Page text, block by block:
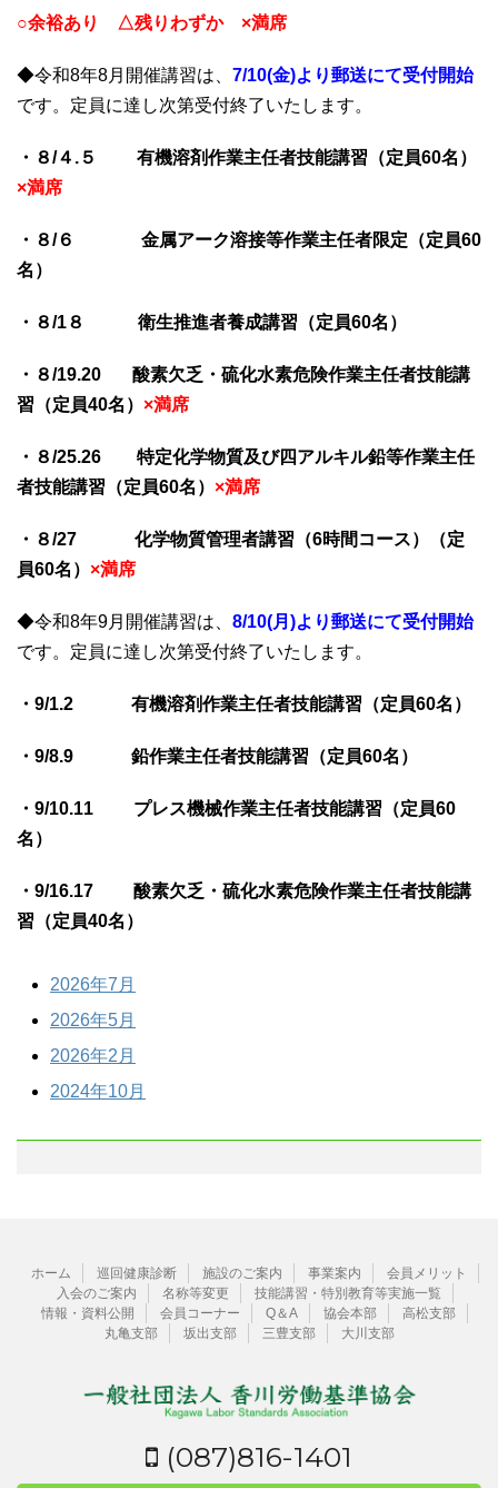
○余裕あり △残りわずか ×満席
◆令和8年8月開催講習は、 7/10(金)より郵送にて受付開始
です。定員に達し次第受付終了いたします。
・８/４.５ 有機溶剤作業主任者技能講習（定員60名）
×満席
・８/６ 金属アーク溶接等作業主任者限定（定員60
名）
・８/1８ 衛生推進者養成講習（定員60名）
・８/19.20 酸素欠乏・硫化水素危険作業主任者技能講
習（定員40名） ×満席
・８/25.26 特定化学物質及び四アルキル鉛等作業主任
者技能講習（定員60名） ×満席
・８/27 化学物質管理者講習（6時間コース）（定
員60名） ×満席
◆令和8年9月開催講習は、 8/10(月)より郵送にて受付開始
です。定員に達し次第受付終了いたします。
・9/1.2 有機溶剤作業主任者技能講習（定員60名）
・9/8.9 鉛作業主任者技能講習（定員60名）
・9/10.11 プレス機械作業主任者技能講習（定員60
名）
・9/16.17 酸素欠乏・硫化水素危険作業主任者技能講
習（定員40名）
2026年7月
2026年5月
2026年2月
2024年10月
ホーム 巡回健康診断 施設のご案内 事業案内
会員メリット
入会のご案内
名称等変更
技能講習・特別教育等実施一覧
情報・資料公開
会員コーナー Q＆A 協会本部
高松支部
丸亀支部
坂出支部 三豊支部 大川支部
(087)816-1401